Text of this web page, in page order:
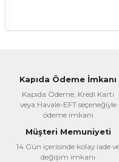
Kapıda Ödeme İmkanı
Kapıda Ödeme, Kredi Kartı
veya Havale-EFT seçeneğiyle
ödeme imkanı
Müşteri Memuniyeti
14 Gün içerisinde kolay iade ve
değişim imkanı